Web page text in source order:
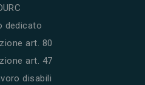
dedicato
art. 80
art. 47
disabili